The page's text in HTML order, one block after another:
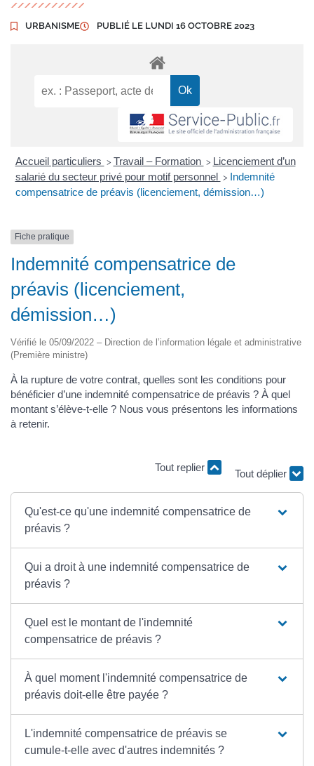
URBANISME PUBLIÉ LE LUNDI 16 OCTOBRE 2023
Accueil particuliers > Travail – Formation > Licenciement d’un
salarié du secteur privé pour motif personnel > Indemnité
compensatrice de préavis (licenciement, démission…)
Fiche pratique
Indemnité compensatrice de
préavis (licenciement,
démission…)
Vérifié le 05/09/2022 – Direction de l’information légale et administrative
(Première ministre)
À la rupture de votre contrat, quelles sont les conditions pour
bénéficier d’une indemnité compensatrice de préavis ? À quel
montant s’élève-t-elle ? Nous vous présentons les informations
à retenir.
Tout replier
Tout déplier
Qu'est-ce qu'une indemnité compensatrice de
préavis ?
Qui a droit à une indemnité compensatrice de
préavis ?
Quel est le montant de l'indemnité
compensatrice de préavis ?
À quel moment l'indemnité compensatrice de
préavis doit-elle être payée ?
L'indemnité compensatrice de préavis se
cumule-t-elle avec d'autres indemnités ?